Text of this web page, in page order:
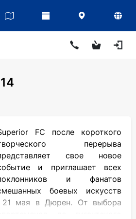
FC после короткого
перерыва
свое новое
и приглашает всех
и фанатов
боевых искусств
21 мая в Дюрен. От выбора